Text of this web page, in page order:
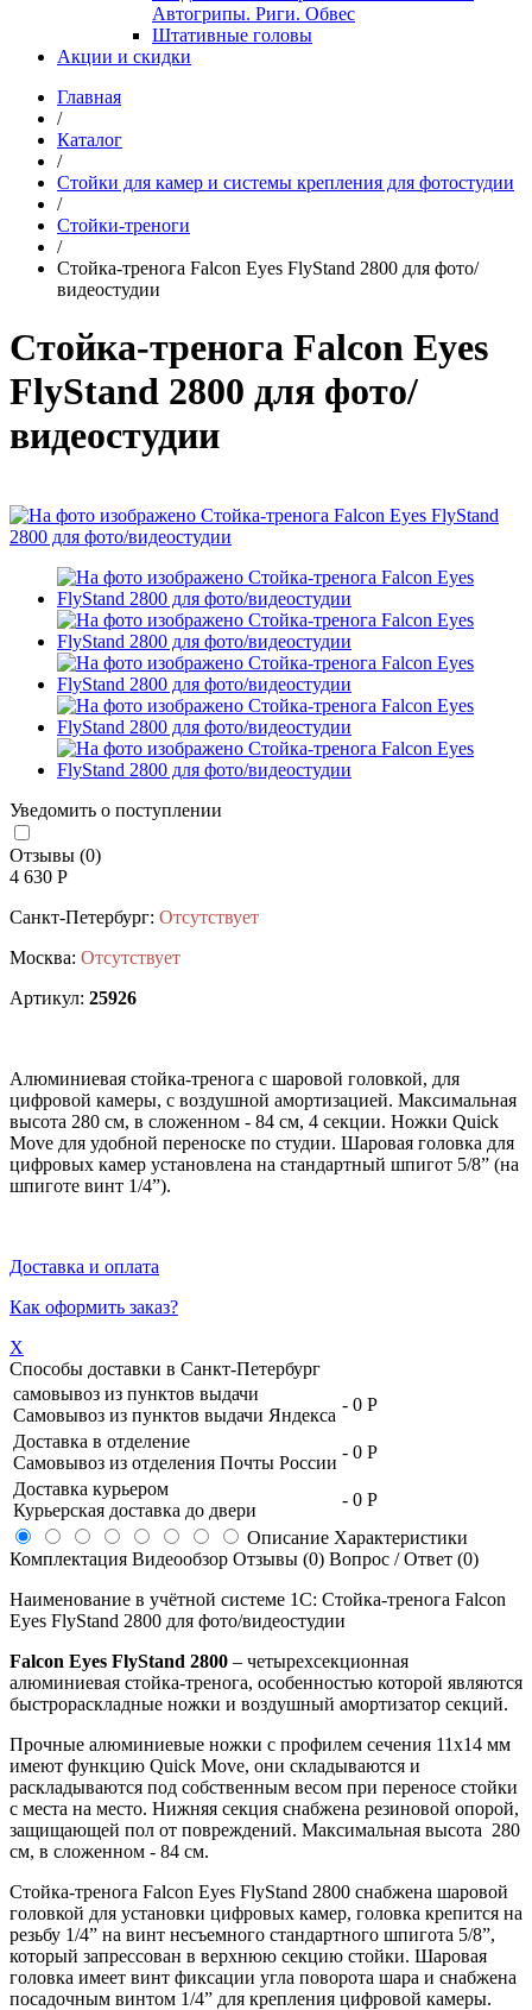
Автогрипы. Риги. Обвес
Штативные головы
Акции и скидки
Главная
/
Каталог
/
Стойки для камер и системы крепления для фотостудии
/
Стойки-треноги
/
Стойка-тренога Falcon Eyes FlyStand 2800 для фото/
видеостудии
Стойка-тренога Falcon Eyes
FlyStand 2800 для фото/
видеостудии
Уведомить о поступлении
Отзывы (0)
4 630 Р
Санкт-Петербург: Отсутствует
Москва: Отсутствует
Артикул: 25926
Алюминиевая стойка-тренога с шаровой головкой, для
цифровой камеры, с воздушной амортизацией. Максимальная
высота 280 см, в сложенном - 84 см, 4 секции. Ножки Quick
Move для удобной переноске по студии. Шаровая головка для
цифровых камер установлена на стандартный шпигот 5/8” (на
шпиготе винт 1/4”).
Доставка и оплата
Как оформить заказ?
X
Способы доставки в Санкт-Петербург
самовывоз из пунктов выдачи
Самовывоз из пунктов выдачи Яндекса
- 0 Р
Доставка в отделение
Самовывоз из отделения Почты России
- 0 Р
Доставка курьером
Курьерская доставка до двери
- 0 Р
Описание Характеристики
Комплектация Видеообзор Отзывы (0) Вопрос / Ответ (0)
Наименование в учётной системе 1С: Стойка-тренога Falcon
Eyes FlyStand 2800 для фото/видеостудии
Falcon Eyes FlyStand 2800 – четырехсекционная
алюминиевая стойка-тренога, особенностью которой являются
быстрораскладные ножки и воздушный амортизатор секций.
Прочные алюминиевые ножки с профилем сечения 11х14 мм
имеют функцию Quick Move, они складываются и
раскладываются под собственным весом при переносе стойки
с места на место. Нижняя секция снабжена резиновой опорой,
защищающей пол от повреждений. Максимальная высота 280
см, в сложенном - 84 см.
Стойка-тренога Falcon Eyes FlyStand 2800 снабжена шаровой
головкой для установки цифровых камер, головка крепится на
резьбу 1/4” на винт несъемного стандартного шпигота 5/8”,
который запрессован в верхнюю секцию стойки. Шаровая
головка имеет винт фиксации угла поворота шара и снабжена
посадочным винтом 1/4” для крепления цифровой камеры.